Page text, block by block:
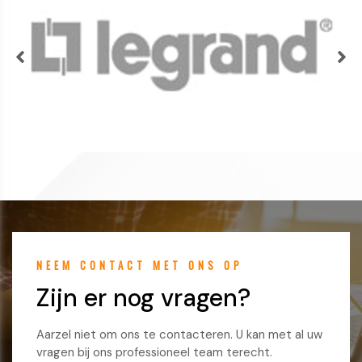
NEEM CONTACT MET ONS OP
Zijn er nog vragen?
Aarzel niet om ons te contacteren. U kan met al uw
vragen bij ons professioneel team terecht.